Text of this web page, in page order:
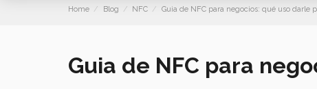
Home Blog NFC Guia de NFC para negocios: qué uso darle
Guia de NFC para